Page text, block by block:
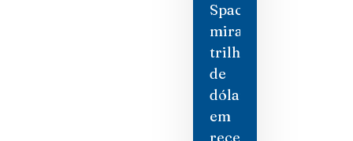
SpaceX
mira
trilhão
de
dólares
em